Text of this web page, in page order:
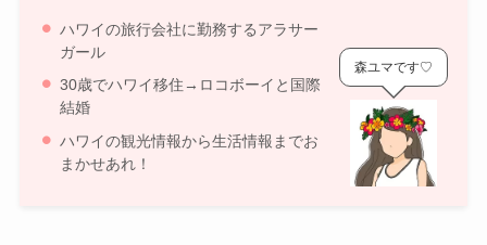
ハワイの旅行会社に勤務するアラサー
ガール
30歳でハワイ移住→ロコボーイと国際
結婚
ハワイの観光情報から生活情報までお
まかせあれ！
森ユマです♡